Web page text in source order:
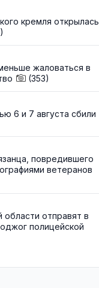
кремля открылась
жаловаться в
(353)
6 и 7 августа сбили
повредившего
ветеранов
области отправят в
полицейской